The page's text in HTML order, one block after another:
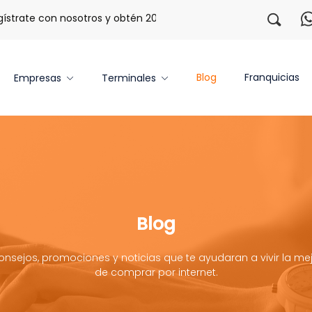
con nosotros y obtén 20 libras gratis por 3 meses! Tu
Empresas Terminales Blog Franquicias
Blog
promociones y noticias que te ayudaran a vivir la
de comprar por internet.